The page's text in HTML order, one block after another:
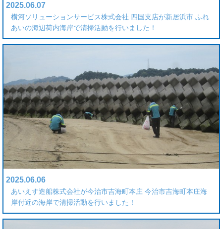
2025.06.07
横河ソリューションサービス株式会社 四国支店が新居浜市 ふれ
あいの海辺荷内海岸で清掃活動を行いました！
2025.06.06
あいえす造船株式会社が今治市吉海町本庄 今治市吉海町本庄海
岸付近の海岸で清掃活動を行いました！